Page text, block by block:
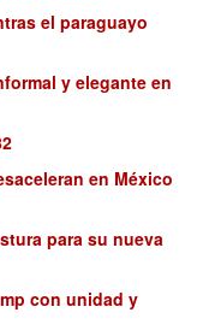
el paraguayo
y elegante en
en México
para su nueva
con unidad y